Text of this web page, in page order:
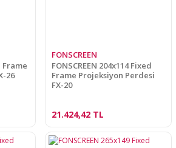
Frame
26
FONSCREEN
FONSCREEN 204x114 Fixed
Frame Projeksiyon Perdesi
FX-20
21.424,42 TL